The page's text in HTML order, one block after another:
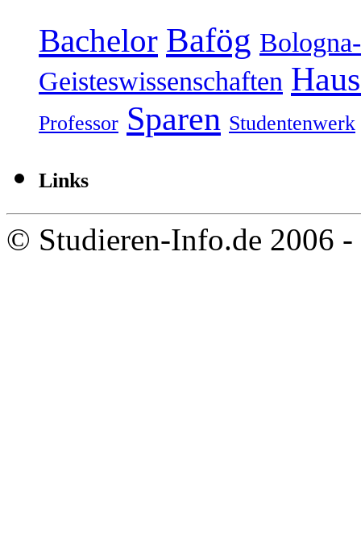
Bachelor Bafög
Geisteswissenschaften
Professor Sparen Studentenwerk
Links
© Studieren-Info.de 2006 -